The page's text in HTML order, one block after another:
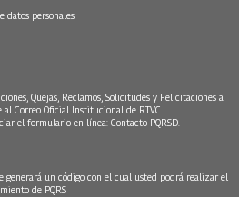
datos personales
Quejas, Reclamos, Solicitudes y Felicitaciones a
Correo Oficial Institucional de RTVC
el formulario en línea: Contacto PQRSD.
generará un código con el cual usted podrá realizar el
de PQRS